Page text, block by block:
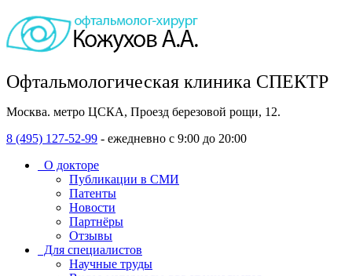
Офтальмологическая клиника СПЕКТР
Москва. метро ЦСКА, Проезд березовой рощи, 12.
8 (495) 127-52-99 - ежедневно с 9:00 до 20:00
О докторе
Публикации в СМИ
Патенты
Новости
Партнёры
Отзывы
Для специалистов
Научные труды